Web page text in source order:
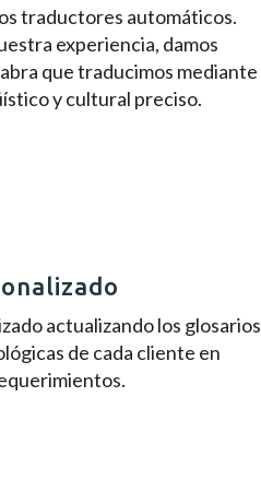
traductores automáticos.
experiencia, damos
que traducimos mediante
y cultural preciso.
actualizando los glosarios
de cada cliente en